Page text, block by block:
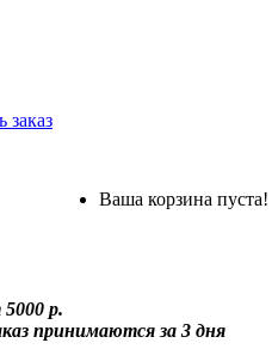
заказ
Ваша корзина пуста!
р.
принимаются за 3 дня